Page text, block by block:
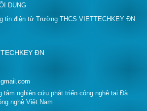
DUNG
tin điện tử Trường THCS VIETTECHKEY ĐN
ĐN
tâm nghiên cứu phát triển công nghệ tại Đà
nghệ Việt Nam